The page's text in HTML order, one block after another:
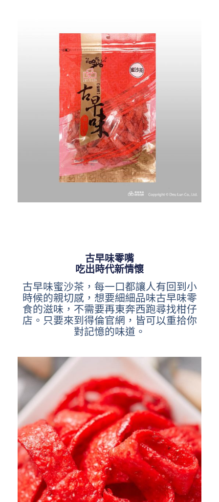
古早味零嘴
吃出時代新情懷
古早味蜜沙茶，每一口都讓人有回到小
時候的親切感，想要細細品味古早味零
食的滋味，不需要再東奔西跑尋找柑仔
店。只要來到得倫官網，皆可以重拾你
對記憶的味道。